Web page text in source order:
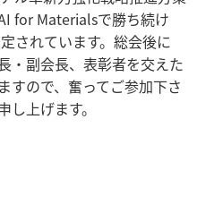
for Materialsで勝ち続け
されています。総会後に
・副会長、表彰者を交えた
すので、奮ってご参加下さ
上げます。